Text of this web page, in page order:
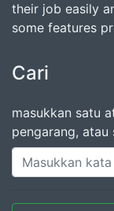
their job easily
some features
Cari
masukkan satu
pengarang, atau